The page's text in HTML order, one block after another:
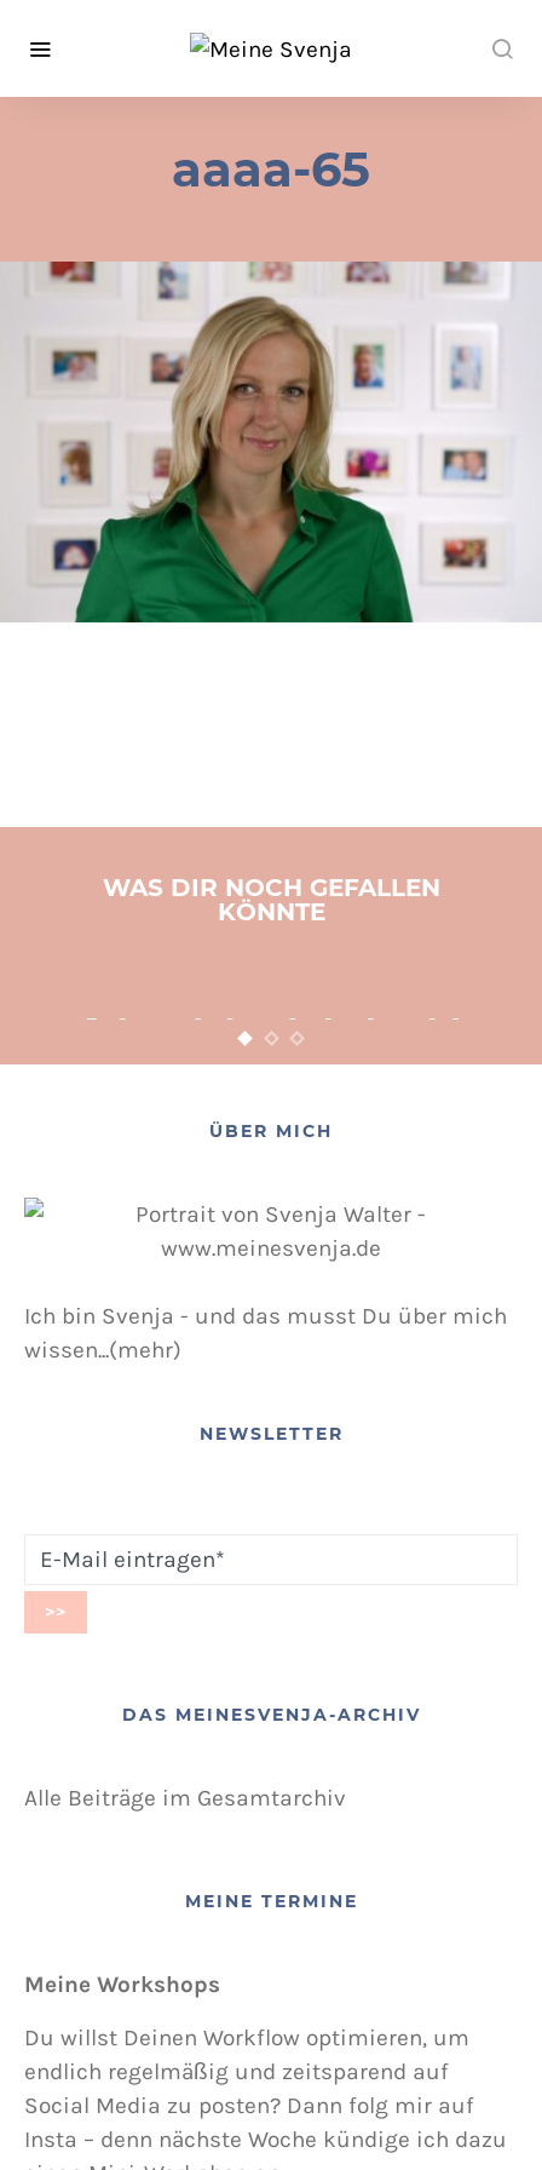
aaaa-65
WAS DIR NOCH GEFALLEN
KÖNNTE
Adventsbasteln leicht
gemacht
POSTED ON
ÜBER MICH
Ich bin Svenja - und das musst Du über mich
wissen...(mehr)
NEWSLETTER
DAS MEINESVENJA-ARCHIV
Alle Beiträge im Gesamtarchiv
MEINE TERMINE
Meine Workshops
Du willst Deinen Workflow optimieren, um
endlich regelmäßig und zeitsparend auf
Social Media zu posten? Dann folg mir auf
Insta – denn nächste Woche kündige ich dazu